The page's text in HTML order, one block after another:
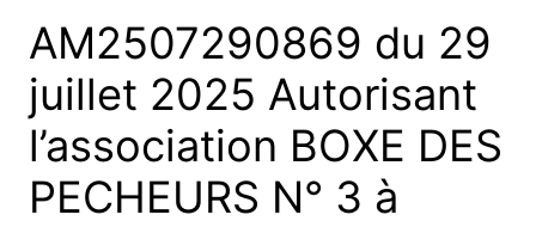
AM2507290869 du 29
juillet 2025 Autorisant
l’association BOXE DES
PECHEURS N° 3 à